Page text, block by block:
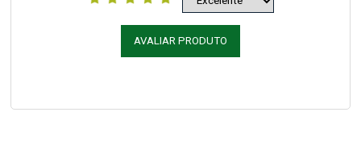
AVALIAR PRODUTO